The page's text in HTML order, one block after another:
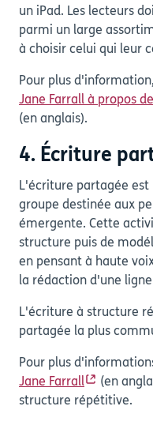
un iPad. Les lecteurs
parmi un large
à choisir celui qui leur
Pour plus
Jane Farrall à propos
(en anglais).
4. Écriture
L'écriture partagée
groupe destinée aux
émergente. Cette
structure puis de
en pensant à haute
la rédaction d'une
L'écriture à structure
partagée la plus
Pour plus
Jane Farrall
(en
structure répétitive.